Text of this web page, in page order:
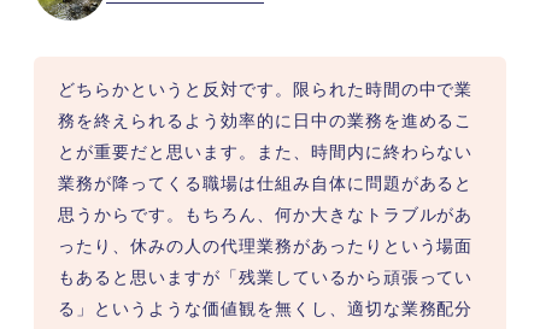
どちらかというと反対です。限られた時間の中で業
務を終えられるよう効率的に日中の業務を進めるこ
とが重要だと思います。また、時間内に終わらない
業務が降ってくる職場は仕組み自体に問題があると
思うからです。もちろん、何か大きなトラブルがあ
ったり、休みの人の代理業務があったりという場面
もあると思いますが「残業しているから頑張ってい
る」というような価値観を無くし、適切な業務配分